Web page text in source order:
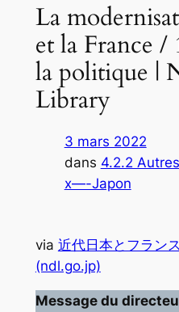
La
et la France
la politique |
Library
3 mars 2022
dans 4.2.2
x—-Japon
via 近代日本とフラン
(ndl.go.jp)
Message du